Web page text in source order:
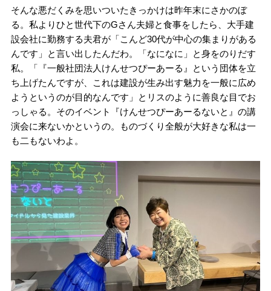
そんな悪だくみを思いついたきっかけは昨年末にさかのぼ
る。私よりひと世代下のGさん夫婦と食事をしたら、大手建
設会社に勤務する夫君が「こんど30代が中心の集まりがある
んです」と言い出したんだわ。「なになに」と身をのりだす
私。「『一般社団法人けんせつぴーあーる』という団体を立
ち上げたんですが、これは建設が生み出す魅力を一般に広め
ようというのが目的なんです」とリスのように善良な目でお
っしゃる。そのイベント『けんせつぴーあーるないと』の講
演会に来ないかというの。ものづくり全般が大好きな私は一
も二もないわよ。